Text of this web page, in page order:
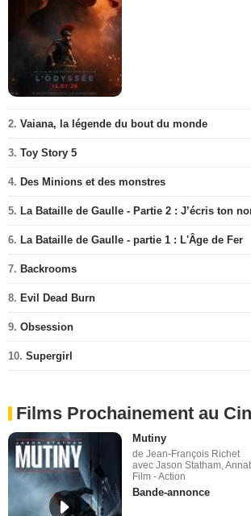
2. Vaiana, la légende du bout du monde
3. Toy Story 5
4. Des Minions et des monstres
5. La Bataille de Gaulle - Partie 2 : J’écris ton
6. La Bataille de Gaulle - partie 1 : L'Âge de Fer
7. Backrooms
8. Evil Dead Burn
9. Obsession
10. Supergirl
Films Prochainement au
Mutiny
de Jean-François Richet
avec Jason Statham,
Film - Action
Bande-annonce